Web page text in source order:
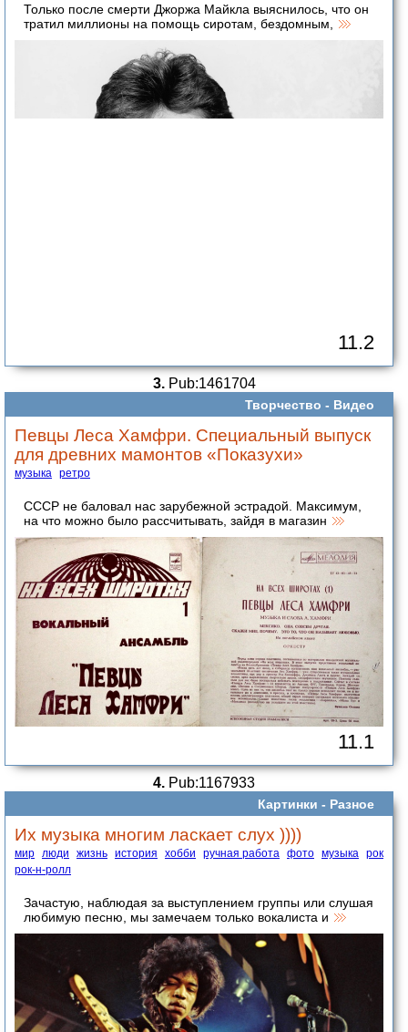
Только после смерти Джоржа Майкла выяснилось, что он
тратил миллионы на помощь сиротам, бездомным,
11.2
3.Pub:1461704
Творчество - Видео
Певцы Леса Хамфри. Специальный выпуск
для древних мамонтов «Показухи»
музыка ретро
СССР не баловал нас зарубежной эстрадой. Максимум,
на что можно было рассчитывать, зайдя в магазин
11.1
4. Pub:1167933
Картинки - Разное
Их музыка многим ласкает слух ))))
мир люди жизнь история хобби ручная работа фото музыка рок
рок-н-ролл
Зачастую, наблюдая за выступлением группы или слушая
любимую песню, мы замечаем только вокалиста и